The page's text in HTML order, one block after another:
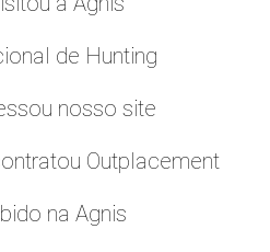
de Hunting
nosso site
Outplacement
na Agnis